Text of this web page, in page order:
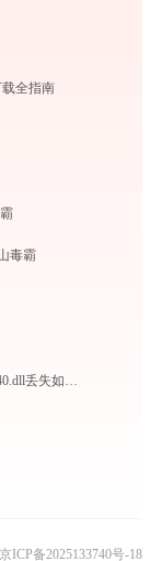
全指南
毒霸
政务微信 WXWorkLocal.exe系统错误msvcp140.dll丢失如何解决
京ICP备2025133740号-18